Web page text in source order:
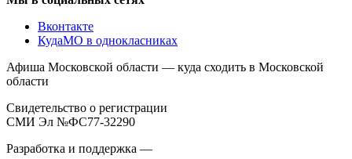
Вконтакте
КудаМО в однокласниках
Афиша Московской области — куда сходить в Московской
области
Свидетельство о регистрации
СМИ Эл №ФС77-32290
Разработка и поддержка —